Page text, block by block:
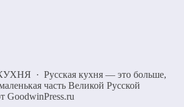
· Русская кухня — это больше,
часть Великой Русской
GoodwinPress.ru